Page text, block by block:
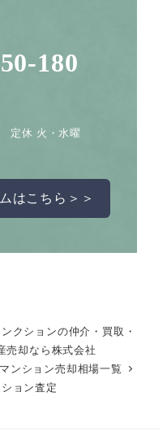
180
定休 火・水曜
はこちら＞＞
クションの仲介・買取・
売却なら株式会社
マンション売却相場一覧
ョン査定